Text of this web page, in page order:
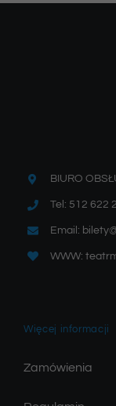
BIURO
Tel: 512 622
Email:
WWW:
Więcej informacji
Zamówienia